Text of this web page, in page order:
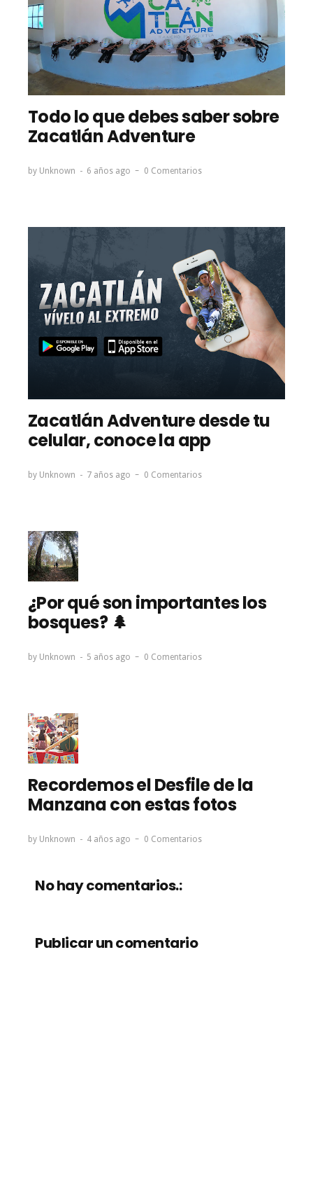
Todo lo que debes saber sobre
Zacatlán Adventure
by Unknown 6 años ago 0 Comentarios
Zacatlán Adventure desde tu
celular, conoce la app
by Unknown 7 años ago 0 Comentarios
¿Por qué son importantes los
bosques? 🌲
by Unknown 5 años ago 0 Comentarios
Recordemos el Desfile de la
Manzana con estas fotos
by Unknown 4 años ago 0 Comentarios
No hay comentarios.:
Publicar un comentario